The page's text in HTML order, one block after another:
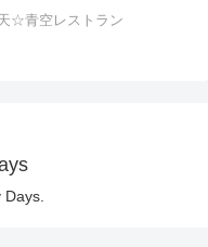
☆青空レストラン